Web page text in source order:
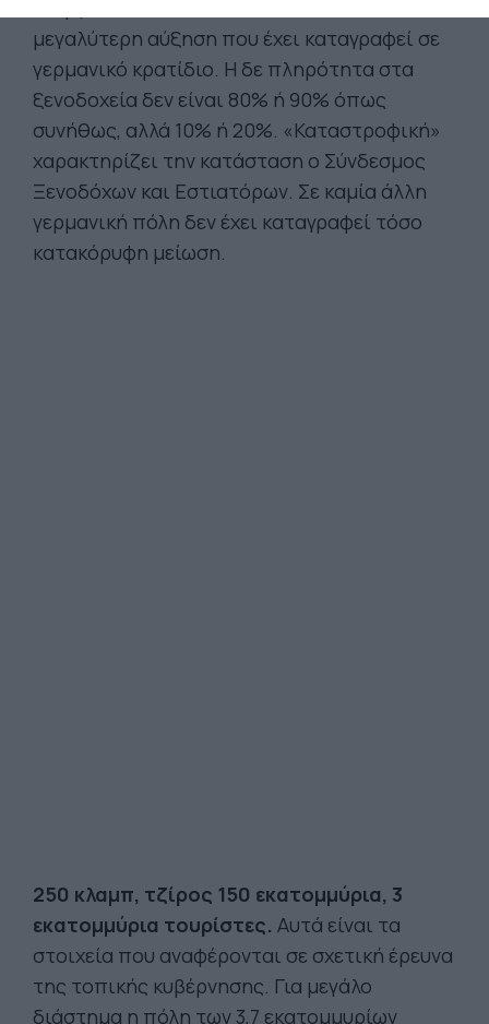
μεγαλύτερη αύξηση που έχει καταγραφεί σε
γερμανικό κρατίδιο. Η δε πληρότητα στα
ξενοδοχεία δεν είναι 80% ή 90% όπως
συνήθως, αλλά 10% ή 20%. «Καταστροφική»
χαρακτηρίζει την κατάσταση ο Σύνδεσμος
Ξενοδόχων και Εστιατόρων. Σε καμία άλλη
γερμανική πόλη δεν έχει καταγραφεί τόσο
κατακόρυφη μείωση.
250 κλαμπ, τζίρος 150 εκατομμύρια, 3
εκατομμύρια τουρίστες. Αυτά είναι τα
στοιχεία που αναφέρονται σε σχετική έρευνα
της τοπικής κυβέρνησης. Για μεγάλο
διάστημα η πόλη των 3,7 εκατομμυρίων